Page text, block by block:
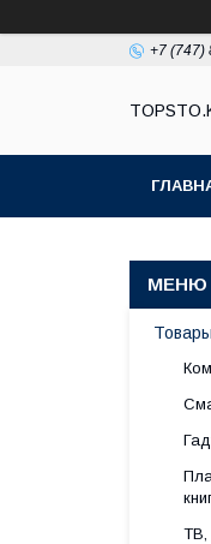
+7 (747)
ТВ,